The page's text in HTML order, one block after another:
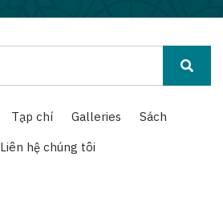
Tạp chí Galleries
Sách
Liên hệ chúng tôi